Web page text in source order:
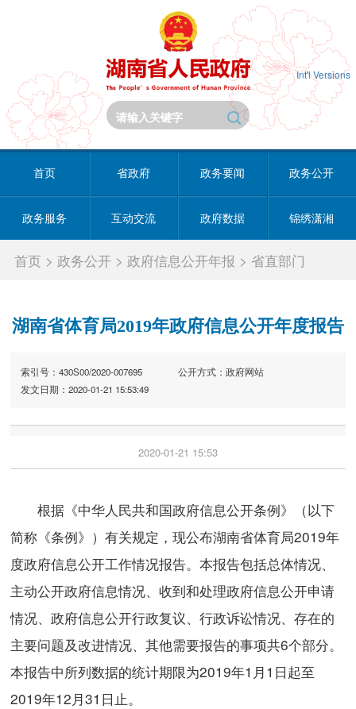
Int'l Versions
首页 省政府 政务要闻 政务公开
政务服务 互动交流 政府数据 锦绣潇湘
首页 >政务公开 >政府信息公开年报 > 省直部门
湖南省体育局2019年政府信息公开年度报告
索引号：430S00/2020-007695
公开方式：政府网站
发文日期：2020-01-21 15:53:49
2020-01-21 15:53
根据《中华人民共和国政府信息公开条例》（以下
简称《条例》）有关规定，现公布湖南省体育局2019年
度政府信息公开工作情况报告。本报告包括总体情况、
主动公开政府信息情况、收到和处理政府信息公开申请
情况、政府信息公开行政复议、行政诉讼情况、存在的
主要问题及改进情况、其他需要报告的事项共6个部分。
本报告中所列数据的统计期限为2019年1月1日起至
2019年12月31日止。